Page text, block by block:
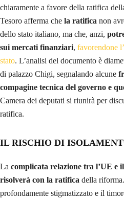
chiaramente a favore della ratifica
Tesoro afferma che la ratifica non
dello stato italiano, ma che, anzi,
sui mercati finanziari, favorendone
stato. L’analisi del documento è
di palazzo Chigi, segnalando alcune
compagine tecnica del governo e
Camera dei deputati si riunirà per
ratifica.
IL RISCHIO DI
La complicata relazione tra l’UE e
risolverà con la ratifica della
profondamente stigmatizzato e il